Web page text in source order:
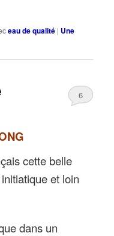
eau de qualité | Une
6
cette belle
et loin
dans un